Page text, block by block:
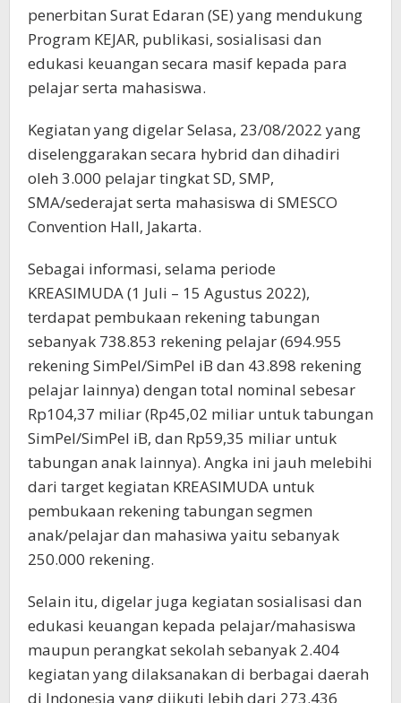
penerbitan Surat Edaran (SE) yang mendukung
Program KEJAR, publikasi, sosialisasi dan
edukasi keuangan secara masif kepada para
pelajar serta mahasiswa.
Kegiatan yang digelar Selasa, 23/08/2022 yang
diselenggarakan secara hybrid dan dihadiri
oleh 3.000 pelajar tingkat SD, SMP,
SMA/sederajat serta mahasiswa di SMESCO
Convention Hall, Jakarta.
Sebagai informasi, selama periode
KREASIMUDA (1 Juli – 15 Agustus 2022),
terdapat pembukaan rekening tabungan
sebanyak 738.853 rekening pelajar (694.955
rekening SimPel/SimPel iB dan 43.898 rekening
pelajar lainnya) dengan total nominal sebesar
Rp104,37 miliar (Rp45,02 miliar untuk tabungan
SimPel/SimPel iB, dan Rp59,35 miliar untuk
tabungan anak lainnya). Angka ini jauh melebihi
dari target kegiatan KREASIMUDA untuk
pembukaan rekening tabungan segmen
anak/pelajar dan mahasiwa yaitu sebanyak
250.000 rekening.
Selain itu, digelar juga kegiatan sosialisasi dan
edukasi keuangan kepada pelajar/mahasiswa
maupun perangkat sekolah sebanyak 2.404
kegiatan yang dilaksanakan di berbagai daerah
di Indonesia yang diikuti lebih dari 273.436